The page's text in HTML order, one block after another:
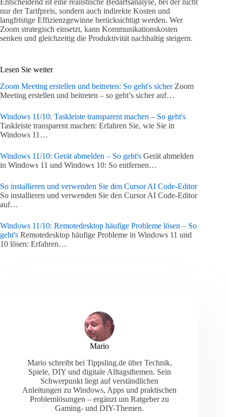
Entscheidend ist eine realistische Bedarfsanalyse, bei der nicht
nur der Tarifpreis, sondern auch indirekte Kosten und
langfristige Effizienzgewinne berücksichtigt werden. Wer
Zoom strategisch einsetzt, kann Kommunikationskosten
senken und gleichzeitig die Produktivität nachhaltig steigern.
Lesen Sie weiter
Zoom Meeting erstellen und beitreten: So geht's sicherZoom
Meeting erstellen und beitreten – so geht’s sicher auf…
Windows 11/10: Taskleiste transparent machen – So geht's
Taskleiste transparent machen: Erfahren Sie, wie Sie in
Windows 11…
Windows 11/10: Gerät abmelden – So geht's Gerät abmelden
in Windows 11 und Windows 10: So entfernen…
So installieren und verwenden Sie den Cursor AI Code-Editor
So installieren und verwenden Sie den Cursor AI Code-Editor
auf…
Windows 11/10: Remotedesktop häufige Probleme lösen – So
geht's Remotedesktop häufige Probleme in Windows 11 und
10 lösen: Erfahren…
Mario
Mario schreibt bei Tippsling.de über Technik,
Spiele, DIY und digitale Alltagsthemen. Sein
Schwerpunkt liegt auf verständlichen
Anleitungen zu Windows, Apps und praktischen
Problemlösungen – ergänzt um Ratgeber zu
Gaming- und DIY-Themen.